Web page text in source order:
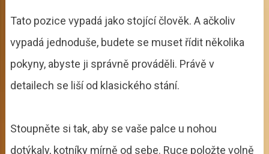
Tato pozice vypadá jako stojící člověk. A ačkoliv
vypadá jednoduše, budete se muset řídit několika
pokyny, abyste ji správně prováděli. Právě v
detailech se liší od klasického stání.
Stoupněte si tak, aby se vaše palce u nohou
dotýkaly, kotníky mírně od sebe. Ruce položte volně